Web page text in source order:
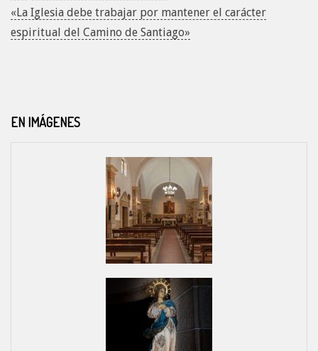
«La Iglesia debe trabajar por mantener el carácter
espiritual del Camino de Santiago»
EN IMÁGENES